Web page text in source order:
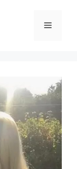
Menu